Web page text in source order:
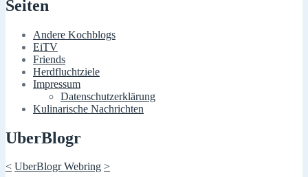
Seiten
Andere Kochblogs
EiTV
Friends
Herdfluchtziele
Impressum
Datenschutzerklärung
Kulinarische Nachrichten
UberBlogr
< UberBlogr Webring >